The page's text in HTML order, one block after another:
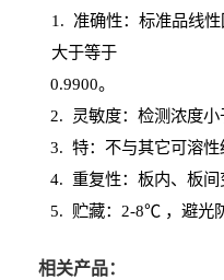
1 . 准确性：标准品线
大于等于
0.9900。
2. 灵敏度：检测浓度小
3. 特：不与其它可溶性
4. 重复性：板内、板
5. 贮藏：2-8℃ ，避光
相关产品：